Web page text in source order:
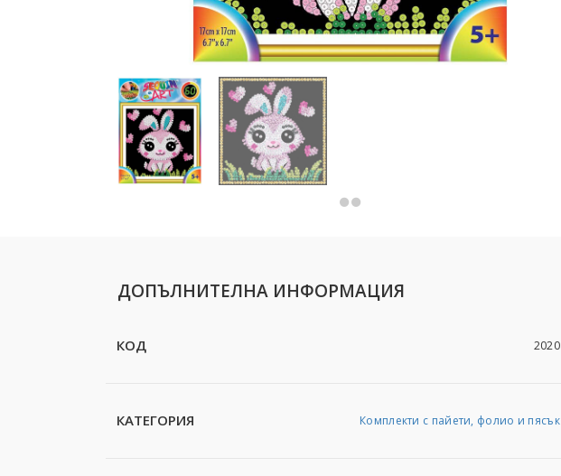
ДОПЪЛНИТЕЛНА ИНФОРМАЦИЯ
КОД 2020
КАТЕГОРИЯ Комплекти с пайети, фолио и пясък